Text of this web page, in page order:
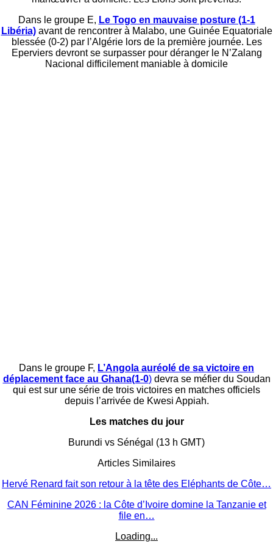
Dans le groupe E, Le Togo en mauvaise posture (1-1
Libéria)avant de rencontrer à Malabo, une Guinée Equatoriale
blessée (0-2) par l’Algérie lors de la première journée. Les
Eperviers devront se surpasser pour déranger le N’Zalang
Nacional difficilement maniable à domicile
Dans le groupe F, L’Angola auréolé de sa victoire en
déplacement face au Ghana(1-0)devra se méfier du Soudan
qui est sur une série de trois victoires en matches officiels
depuis l’arrivée de Kwesi Appiah.
Les matches du jour
Burundi vs Sénégal (13 h GMT)
Articles Similaires
Hervé Renard fait son retour à la tête des Eléphants de Côte…
CAN Féminine 2026 : la Côte d’Ivoire domine la Tanzanie et
file en…
Loading...